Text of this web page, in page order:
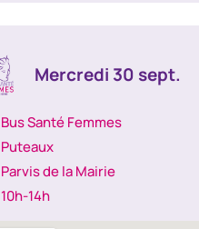
Mercredi 30 sept.
Bus Santé Femmes
Puteaux
Parvis de la Mairie
10h-14h